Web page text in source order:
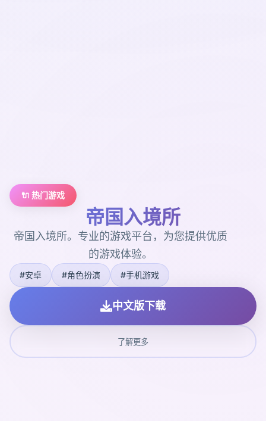
🔌 热门游戏
帝国入境所
帝国入境所。专业的游戏平台，为您提供优质
的游戏体验。
#安卓 #角色扮演 #手机游戏
中文版下载
了解更多